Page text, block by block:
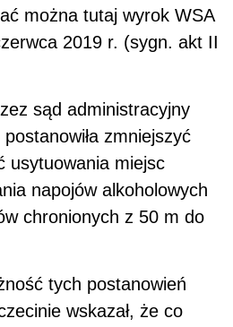
można tutaj wyrok WSA
2019 r. (sygn. akt II
sąd administracyjny
zmniejszyć
usytuowania miejsc
napojów alkoholowych
chronionych z 50 m do
tych postanowień
wskazał, że co